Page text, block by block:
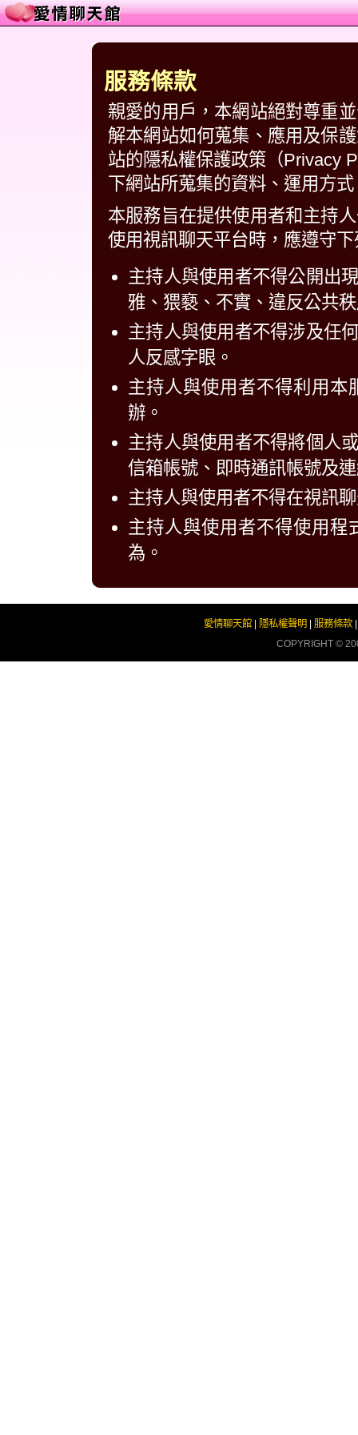
服務條款
親愛的用戶，本網站絕對尊重
解本網站如何蒐集、應用及保
站的隱私權保護政策（Privacy
下網站所蒐集的資料、運用方
本服務旨在提供使用者和主持
使用視訊聊天平台時，應遵守
主持人與使用者不得公開出
雅、猥褻、不實、違反公共
主持人與使用者不得涉及任
人反感字眼。
主持人與使用者不得利用
辦。
主持人與使用者不得將個人
信箱帳號、即時通訊帳號及
主持人與使用者不得在視訊
主持人與使用者不得使用
為。
愛情聊天館| 隱私權聲明 服務條款
COPYRIGHT ©